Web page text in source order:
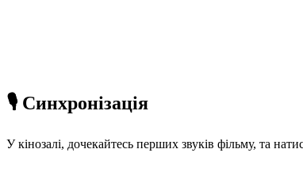
🎙️ Синхронізація
У кінозалі, дочекайтесь перших звуків фільму, та